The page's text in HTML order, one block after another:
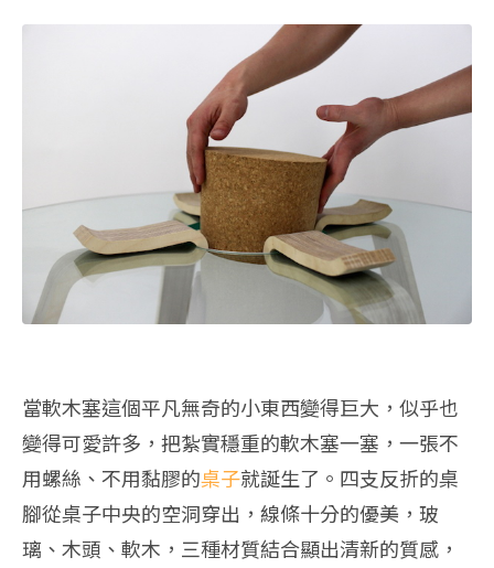
當軟木塞這個平凡無奇的小東西變得巨大，似乎也
變得可愛許多，把紮實穩重的軟木塞一塞，一張不
用螺絲、不用黏膠的桌子就誕生了。四支反折的桌
腳從桌子中央的空洞穿出，線條十分的優美，玻
璃、木頭、軟木，三種材質結合顯出清新的質感，